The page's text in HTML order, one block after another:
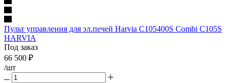
Пульт управления для эл.печей Harvia С105400S Combi C105S
HARVIA
Под заказ
66 500 ₽
/шт